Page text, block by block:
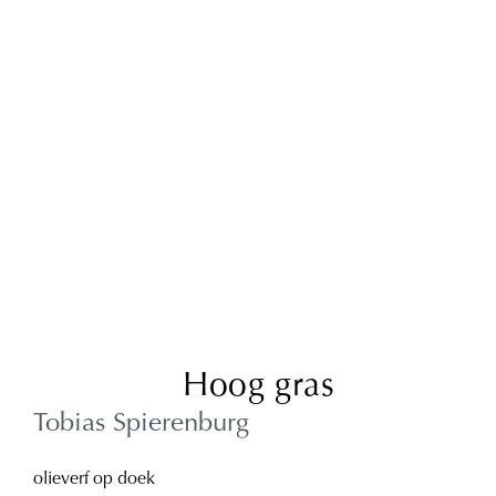
Hoog gras
Tobias Spierenburg
olieverf op doek